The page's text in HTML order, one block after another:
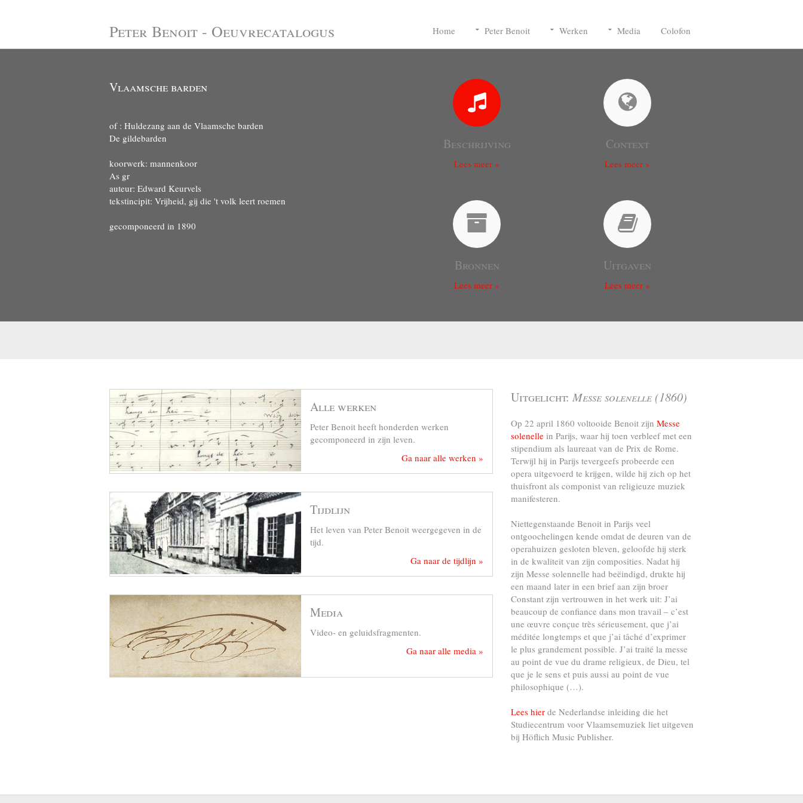
Peter Benoit - Oeuvrecatalogus Home Peter Benoit Werken Media Colofon
Vlaamsche barden
of : Huldezang aan de Vlaamsche barden
De gildebarden
koorwerk: mannenkoor
As gr
auteur: Edward Keurvels
tekstincipit: Vrijheid, gij die 't volk leert roemen
gecomponeerd in 1890
Beschrijving
Lees meer »
Bronnen
Lees meer »
Context
Lees meer »
Uitgaven
Lees meer »
Alle werken
Peter Benoit heeft honderden werken
gecomponeerd in zijn leven.
Ga naar alle werken »
Tijdlijn
Het leven van Peter Benoit weergegeven in de
tijd.
Ga naar de tijdlijn »
Media
Video- en geluidsfragmenten.
Ga naar alle media »
Uitgelicht: Messe solenelle (1860)
Op 22 april 1860 voltooide Benoit zijn Messe
solenelle in Parijs, waar hij toen verbleef met een
stipendium als laureaat van de Prix de Rome.
Terwijl hij in Parijs tevergeefs probeerde een
opera uitgevoerd te krijgen, wilde hij zich op het
thuisfront als componist van religieuze muziek
manifesteren.
Niettegenstaande Benoit in Parijs veel
ontgoochelingen kende omdat de deuren van de
operahuizen gesloten bleven, geloofde hij sterk
in de kwaliteit van zijn composities. Nadat hij
zijn Messe solennelle had beëindigd, drukte hij
een maand later in een brief aan zijn broer
Constant zijn vertrouwen in het werk uit: J’ai
beaucoup de confiance dans mon travail – c’est
une œuvre conçue très sérieusement, que j’ai
méditée longtemps et que j’ai tâché d’exprimer
le plus grandement possible. J’ai traité la messe
au point de vue du drame religieux, de Dieu, tel
que je le sens et puis aussi au point de vue
philosophique (…).
Lees hier de Nederlandse inleiding die het
Studiecentrum voor Vlaamsemuziek liet uitgeven
bij Höflich Music Publisher.